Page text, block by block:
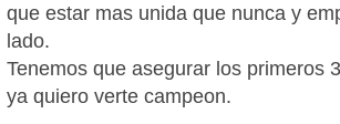
que estar mas unida que nunca y
lado.
Tenemos que asegurar los primeros
ya quiero verte campeon.